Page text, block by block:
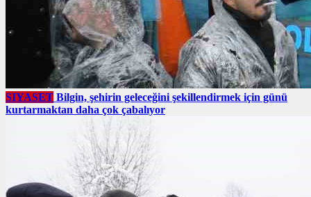
SIYASET Bilgin, şehirin geleceğini şekillendirmek için günü
kurtarmaktan daha çok çabalıyor